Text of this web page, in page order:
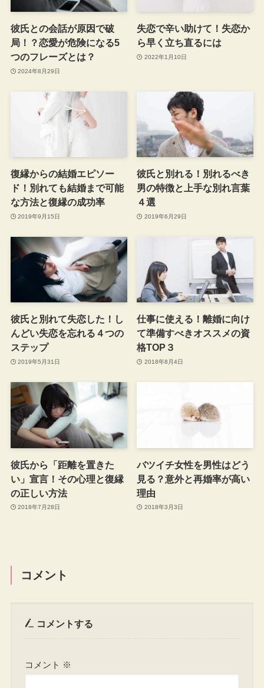
彼氏との会話が原因で破
局！？恋愛が危険になる5
つのフレーズとは？
2024年8月29日
失恋で辛い助けて！失恋か
ら早く立ち直るには
2022年1月10日
復縁からの結婚エピソー
ド！別れても結婚まで可能
な方法と復縁の成功率
2019年9月15日
彼氏と別れる！別れるべき
男の特徴と上手な別れ言葉
４選
2019年6月29日
彼氏と別れて失恋した！し
んどい失恋を忘れる４つの
ステップ
2019年5月31日
仕事に使える！離婚に向け
て準備すべきオススメの資
格TOP３
2018年8月4日
彼氏から「距離を置きた
い」宣言！その心理と復縁
の正しい方法
2018年7月28日
バツイチ女性を男性はどう
見る？意外と再婚率が高い
理由
2018年3月3日
コメント
コメントする
コメント ※